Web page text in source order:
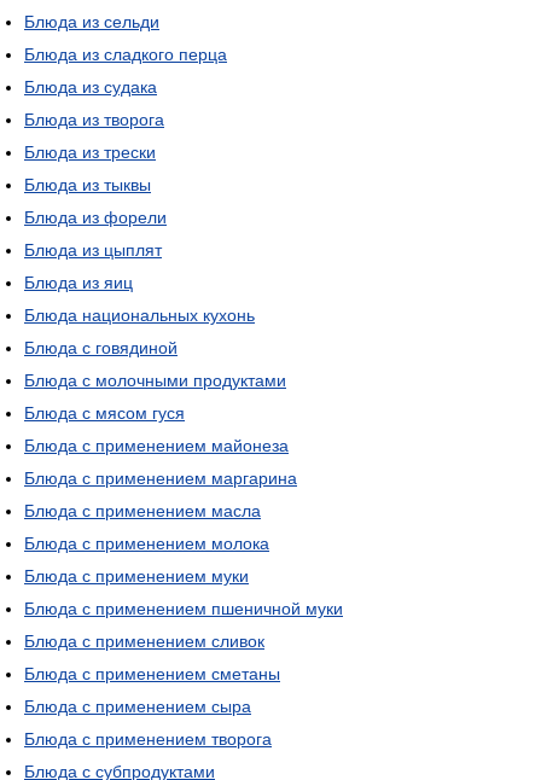
Блюда из сельди
Блюда из сладкого перца
Блюда из судака
Блюда из творога
Блюда из трески
Блюда из тыквы
Блюда из форели
Блюда из цыплят
Блюда из яиц
Блюда национальных кухонь
Блюда с говядиной
Блюда с молочными продуктами
Блюда с мясом гуся
Блюда с применением майонеза
Блюда с применением маргарина
Блюда с применением масла
Блюда с применением молока
Блюда с применением муки
Блюда с применением пшеничной муки
Блюда с применением сливок
Блюда с применением сметаны
Блюда с применением сыра
Блюда с применением творога
Блюда с субпродуктами